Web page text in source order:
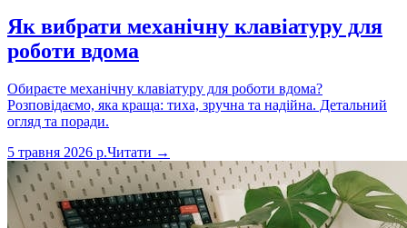
Як вибрати механічну клавіатуру для
роботи вдома
Обираєте механічну клавіатуру для роботи вдома?
Розповідаємо, яка краща: тиха, зручна та надійна. Детальний
огляд та поради.
5 травня 2026 р.Читати →